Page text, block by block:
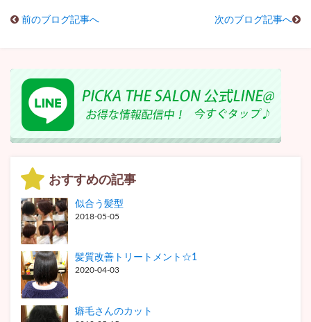
前のブログ記事へ 次のブログ記事へ
おすすめの記事
似合う髪型
2018-05-05
髪質改善トリートメント☆1
2020-04-03
癖毛さんのカット